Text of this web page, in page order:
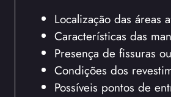
Localização das áreas
Características das
Presença de fissuras
Condições dos
Possíveis pontos de